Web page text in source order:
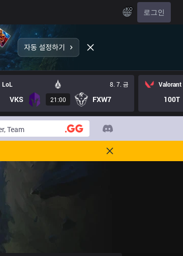
KO 로그인
LoL 8. 7. 금
VKS 21:00 FXW7
Valorant
100T